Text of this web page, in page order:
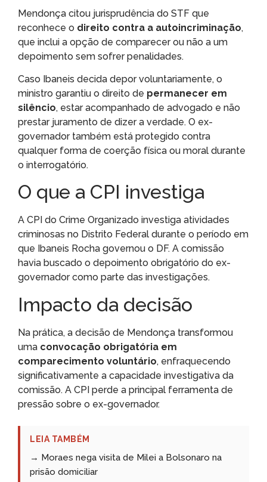
Mendonça citou jurisprudência do STF que
reconhece o direito contra a autoincriminação,
que inclui a opção de comparecer ou não a um
depoimento sem sofrer penalidades.
Caso Ibaneis decida depor voluntariamente, o
ministro garantiu o direito de permanecer em
silêncio, estar acompanhado de advogado e não
prestar juramento de dizer a verdade. O ex-
governador também está protegido contra
qualquer forma de coerção física ou moral durante
o interrogatório.
O que a CPI investiga
A CPI do Crime Organizado investiga atividades
criminosas no Distrito Federal durante o período em
que Ibaneis Rocha governou o DF. A comissão
havia buscado o depoimento obrigatório do ex-
governador como parte das investigações.
Impacto da decisão
Na prática, a decisão de Mendonça transformou
uma convocação obrigatória em
comparecimento voluntário, enfraquecendo
significativamente a capacidade investigativa da
comissão. A CPI perde a principal ferramenta de
pressão sobre o ex-governador.
LEIA TAMBÉM
→ Moraes nega visita de Milei a Bolsonaro na
prisão domiciliar